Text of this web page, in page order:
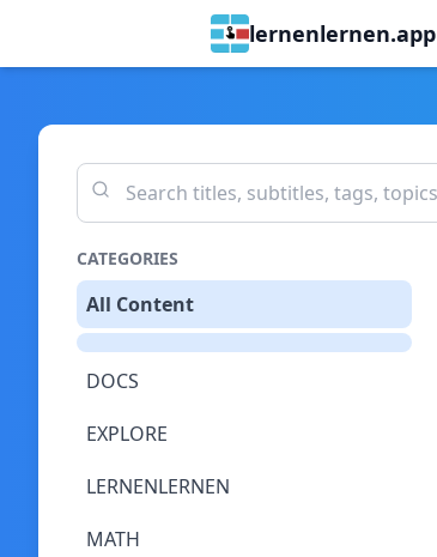
lernenlernen.app
CATEGORIES
All Content
DOCS
EXPLORE
LERNENLERNEN
MATH